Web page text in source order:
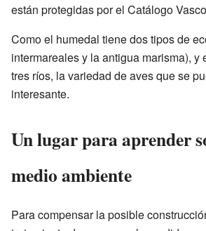
están protegidas por el Catálogo
Como el humedal tiene dos tipos de
intermareales y la antigua marisma), y
tres ríos, la variedad de aves que se
interesante.
Un lugar para aprender
medio ambiente
Para compensar la posible